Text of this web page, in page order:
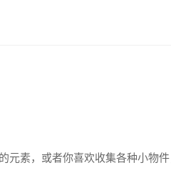
元素，或者你喜欢收集各种小物